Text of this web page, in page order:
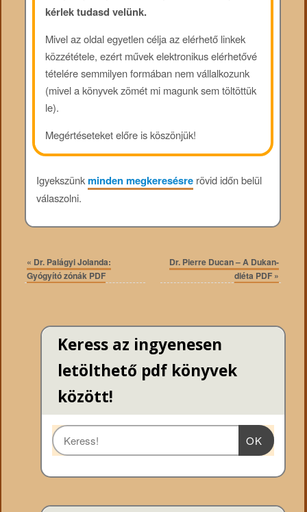
kérlek tudasd velünk.
Mivel az oldal egyetlen célja az elérhető linkek
közzététele, ezért művek elektronikus elérhetővé
tételére semmilyen formában nem vállalkozunk
(mivel a könyvek zömét mi magunk sem töltöttük
le).
Megértéseteket előre is köszönjük!
Igyekszünkminden megkeresésrerövid időn belül
válaszolni.
« Dr. Palágyi Jolanda:
Gyógyító zónák PDF
Dr. Pierre Ducan – A Dukan-
diéta PDF »
Keress az ingyenesen
letölthető pdf könyvek
között!
OK